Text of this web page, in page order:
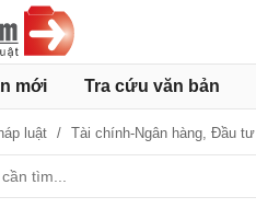
mới Tra cứu văn bản
luật Tài chính-Ngân hàng, Đầu tư